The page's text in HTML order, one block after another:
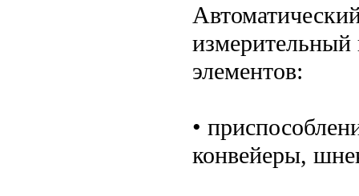
элементов:
•
конвейеры,